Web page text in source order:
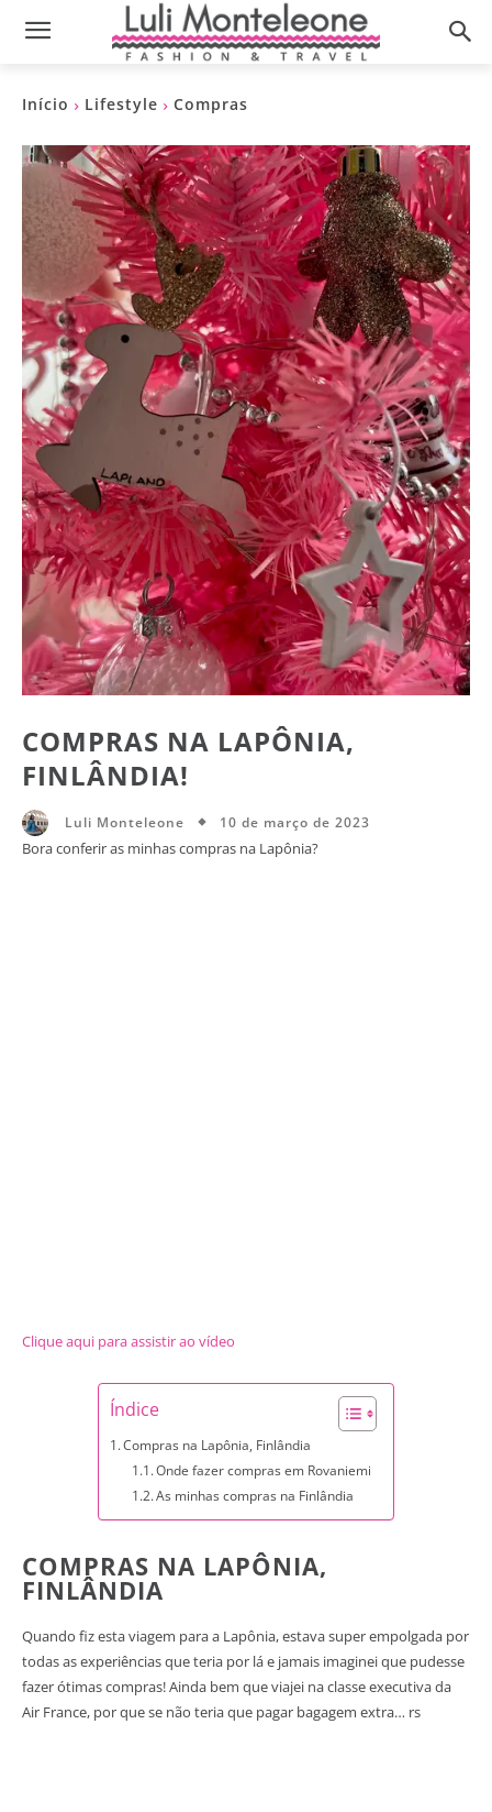
Início Lifestyle Compras
COMPRAS NA LAPÔNIA,
FINLÂNDIA!
Luli Monteleone 10 de março de 2023
Bora conferir as minhas compras na Lapônia?
Clique aqui para assistir ao vídeo
Índice
Compras na Lapônia, Finlândia
Onde fazer compras em Rovaniemi
As minhas compras na Finlândia
COMPRAS NA LAPÔNIA,
FINLÂNDIA
Quando fiz esta viagem para a Lapônia, estava super empolgada por
todas as experiências que teria por lá e jamais imaginei que pudesse
fazer ótimas compras! Ainda bem que viajei na classe executiva da
Air France, por que se não teria que pagar bagagem extra… rs